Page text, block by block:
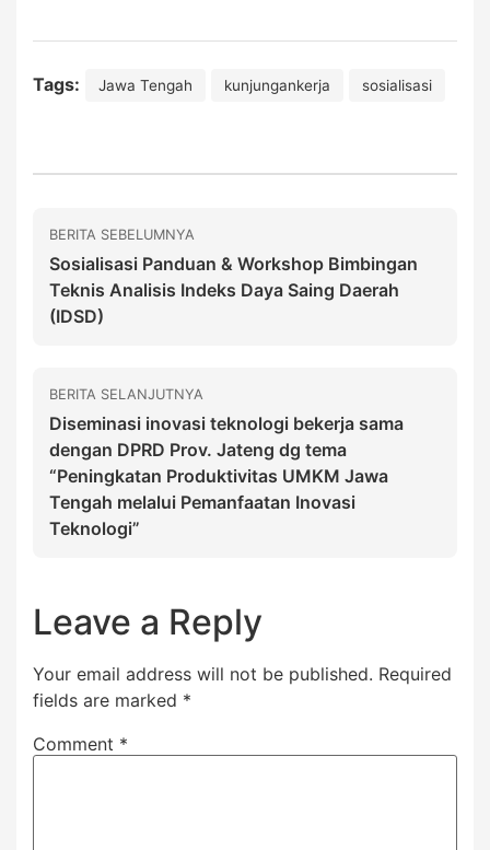
Tags: Jawa Tengah kunjungankerja sosialisasi
BERITA SEBELUMNYA
Sosialisasi Panduan & Workshop Bimbingan
Teknis Analisis Indeks Daya Saing Daerah
(IDSD)
BERITA SELANJUTNYA
Diseminasi inovasi teknologi bekerja sama
dengan DPRD Prov. Jateng dg tema
“Peningkatan Produktivitas UMKM Jawa
Tengah melalui Pemanfaatan Inovasi
Teknologi”
Leave a Reply
Your email address will not be published. Required
fields are marked *
Comment *